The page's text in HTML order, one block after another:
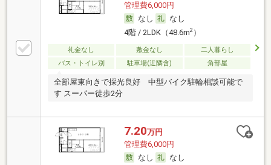
管理費6,000円
なし
なし
4階 / 2LDK（48.6m2）
礼金なし 敷金なし
二人暮らし
バス・トイレ別
駐車場(近隣含) 角部屋
全部屋東向きで採光良好 中型バイク駐輪相談可能で
す スーパー徒歩2分
7.20万円
管理費6,000円
なし
なし